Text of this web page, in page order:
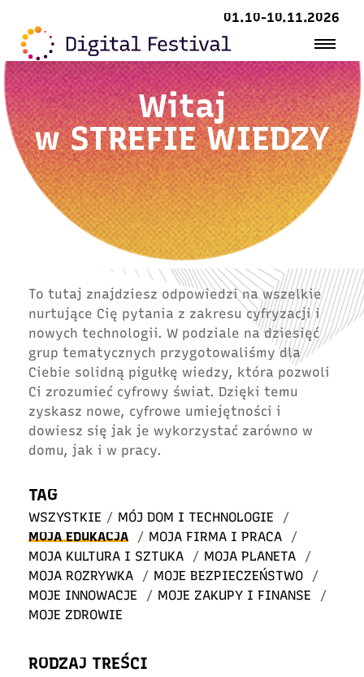
01.10-10.11.2026
Witaj
wSTREFIE WIEDZY
To tutaj znajdziesz odpowiedzi na wszelkie
nurtujące Cię pytania z zakresu cyfryzacji i
nowych technologii. W podziale na dziesięć
grup tematycznych przygotowaliśmy dla
Ciebie solidną pigułkę wiedzy, która pozwoli
Ci zrozumieć cyfrowy świat. Dzięki temu
zyskasz nowe, cyfrowe umiejętności i
dowiesz się jak je wykorzystać zarówno w
domu, jak i w pracy.
TAG
WSZYSTKIE / MÓJ DOM I TECHNOLOGIE
/
MOJA EDUKACJA
/ MOJA FIRMA I PRACA
/
MOJA KULTURA I SZTUKA
/ MOJA PLANETA
/
MOJA ROZRYWKA
/ MOJE BEZPIECZEŃSTWO
/
MOJE INNOWACJE
/ MOJE ZAKUPY I FINANSE
/
MOJE ZDROWIE
RODZAJ TREŚCI